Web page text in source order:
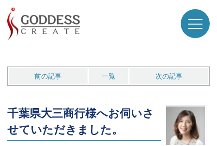
前の記事 一覧 次の記事
千葉県大三商行様へお伺いさ
せていただきました。